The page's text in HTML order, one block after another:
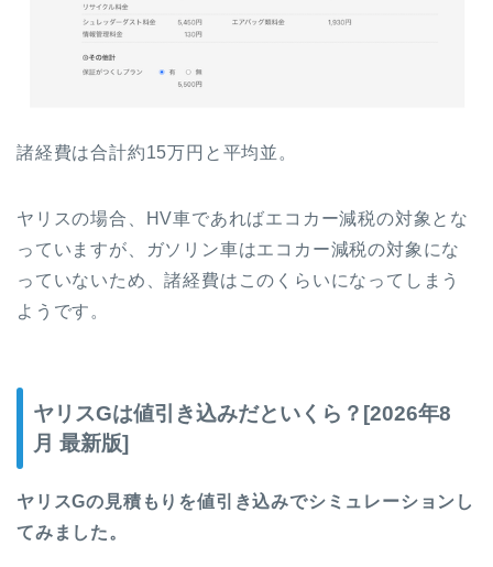
諸経費は合計約15万円と平均並。
ヤリスの場合、HV車であればエコカー減税の対象とな
っていますが、ガソリン車はエコカー減税の対象にな
っていないため、諸経費はこのくらいになってしまう
ようです。
ヤリスGは値引き込みだといくら？[2026年8
月 最新版]
ヤリスGの見積もりを値引き込みでシミュレーションし
てみました。